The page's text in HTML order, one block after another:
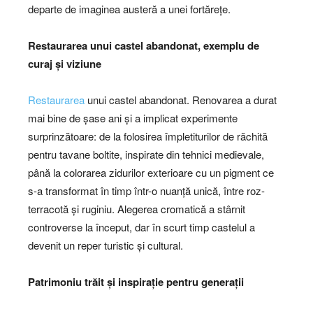
departe de imaginea austeră a unei fortărețe.
Restaurarea unui castel abandonat, exemplu de
curaj și viziune
Restaurarea unui castel abandonat. Renovarea a durat
mai bine de șase ani și a implicat experimente
surprinzătoare: de la folosirea împletiturilor de răchită
pentru tavane boltite, inspirate din tehnici medievale,
până la colorarea zidurilor exterioare cu un pigment ce
s-a transformat în timp într-o nuanță unică, între roz-
terracotă și ruginiu. Alegerea cromatică a stârnit
controverse la început, dar în scurt timp castelul a
devenit un reper turistic și cultural.
Patrimoniu trăit și inspirație pentru generații